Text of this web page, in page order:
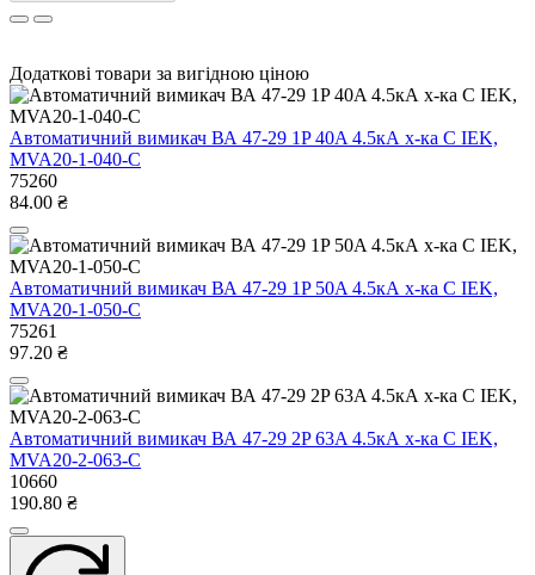
Додаткові товари за вигідною ціною
Автоматичний вимикач ВА 47-29 1P 40A 4.5кА х-ка C IEK,
MVA20-1-040-C
75260
84.00 ₴
Автоматичний вимикач ВА 47-29 1P 50A 4.5кА х-ка C IEK,
MVA20-1-050-C
75261
97.20 ₴
Автоматичний вимикач ВА 47-29 2P 63A 4.5кА х-ка C IEK,
MVA20-2-063-C
10660
190.80 ₴